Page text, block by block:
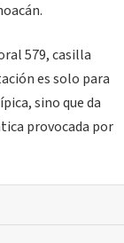
579, casilla
es solo para
sino que da
provocada por